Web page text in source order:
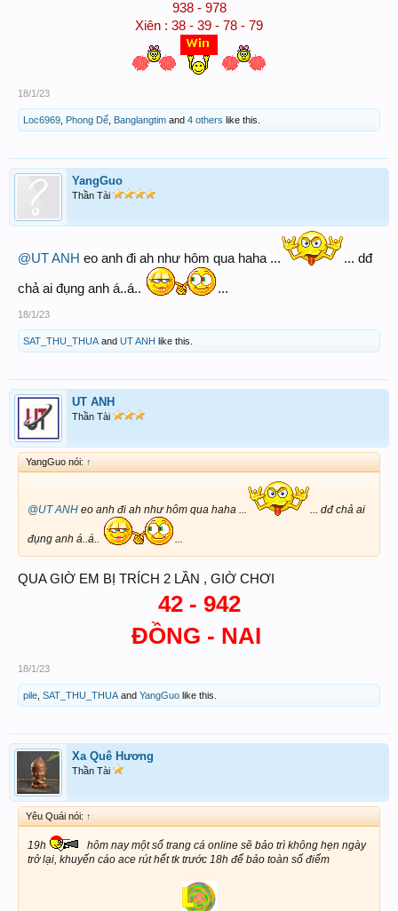
938 - 978
Xiên : 38 - 39 - 78 - 79
18/1/23
Loc6969 Phong Dế Banglangtim and 4 others like this.
YangGuo
Thần Tài
@UT ANH eo anh đi ah như hôm qua haha ... ... dđ
chả ai đụng anh á..á.. ...
18/1/23
SAT_THU_THUA and UT ANH like this.
UT ANH
Thần Tài
YangGuo nói: ↑
@UT ANH eo anh đi ah như hôm qua haha ... ... dđ chả ai
đụng anh á..á.. ...
QUA GIỜ EM BỊ TRÍCH 2 LẦN , GIỜ CHƠI
42 - 942
ĐỒNG - NAI
18/1/23
pile SAT_THU_THUA and YangGuo like this.
Xa Quê Hương
Thần Tài
Yêu Quái nói: ↑
19h
hôm nay một số trang cá online sẽ bảo trì không hẹn ngày
trở lại, khuyến cáo ace rút hết tk trước 18h để bảo toàn số điểm